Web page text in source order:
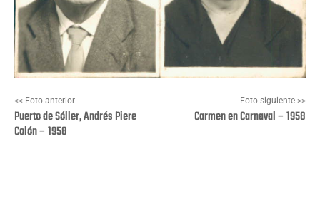
<< Foto anterior
Puerto de Sóller, Andrés Piere
Colón – 1958
Foto siguiente >>
Carmen en Carnaval – 1958